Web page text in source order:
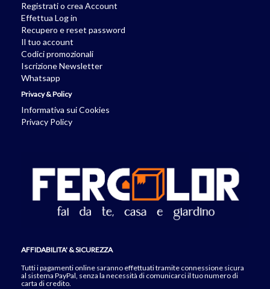
Registrati o crea Account
Effettua Log in
Recupero e reset password
Il tuo account
Codici promozionali
Iscrizione Newsletter
Whatsapp
Privacy & Policy
Informativa sui Cookies
Privacy Policy
AFFIDABILITA' & SICUREZZA
Tutti i pagamenti online saranno effettuati tramite connessione sicura
al sistema PayPal, senza la necessità di comunicarci il tuo numero di
carta di credito.